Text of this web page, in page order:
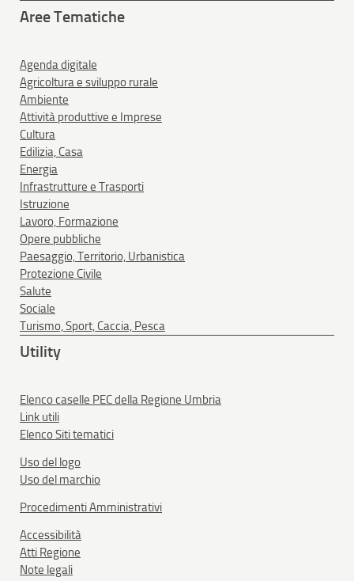
Aree Tematiche
Agenda digitale
Agricoltura e sviluppo rurale
Ambiente
Attività produttive e Imprese
Cultura
Edilizia, Casa
Energia
Infrastrutture e Trasporti
Istruzione
Lavoro, Formazione
Opere pubbliche
Paesaggio, Territorio, Urbanistica
Protezione Civile
Salute
Sociale
Turismo, Sport, Caccia, Pesca
Utility
Elenco caselle PEC della Regione Umbria
Link utili
Elenco Siti tematici
Uso del logo
Uso del marchio
Procedimenti Amministrativi
Accessibilità
Atti Regione
Note legali